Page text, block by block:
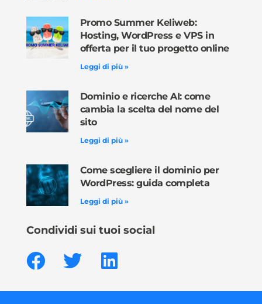
Promo Summer Keliweb:
Hosting, WordPress e VPS in
offerta per il tuo progetto online
Leggi di più »
Dominio e ricerche AI: come
cambia la scelta del nome del
sito
Leggi di più »
Come scegliere il dominio per
WordPress: guida completa
Leggi di più »
Condividi sui tuoi social